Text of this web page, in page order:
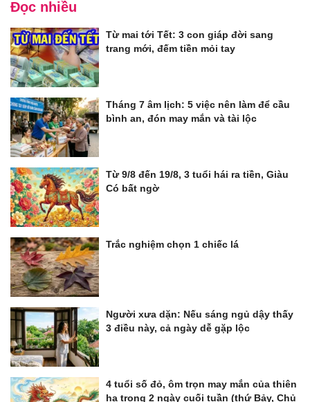
Đọc nhiều
Từ mai tới Tết: 3 con giáp đời sang
trang mới, đếm tiền mỏi tay
Tháng 7 âm lịch: 5 việc nên làm để cầu
bình an, đón may mắn và tài lộc
Từ 9/8 đến 19/8, 3 tuổi hái ra tiền, Giàu
Có bất ngờ
Trắc nghiệm chọn 1 chiếc lá
Người xưa dặn: Nếu sáng ngủ dậy thấy
3 điều này, cả ngày dễ gặp lộc
4 tuổi số đỏ, ôm trọn may mắn của thiên
hạ trong 2 ngày cuối tuần (thứ Bảy, Chủ